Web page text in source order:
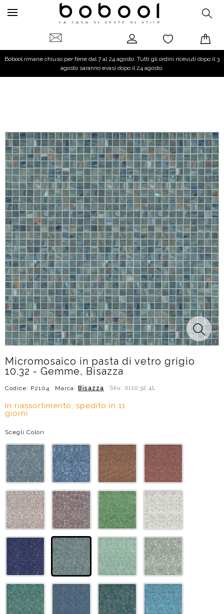
Bobool rimane chiuso per ferie dal 7 al 24 agosto. Tutti gli ordini ricevuti dopo il 3
agosto saranno evasi dopo il 24 agosto.
Micromosaico in pasta di vetro grigio
10.32 - Gemme, Bisazza
Codice: P2104 Marca: Bisazza Sku: 0110.32.4L
In riassortimento, spedito in 11
giorni
Scegli Colori